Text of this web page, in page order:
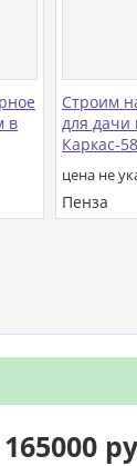
в
Строим
для дачи
Каркас-
цена не
Пенза
165000